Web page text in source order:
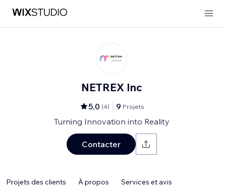
NETREX Inc
5,0 (4) 9 Projets
Turning Innovation into Reality
Contacter
Projets des clients À propos Services et avis